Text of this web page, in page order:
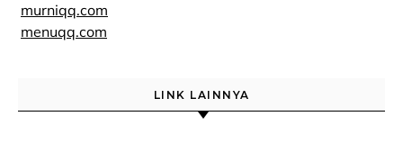
murniqq.com
menuqq.com
LINK LAINNYA